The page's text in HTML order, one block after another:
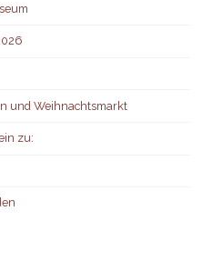
und Weihnachtsmarkt
zu: